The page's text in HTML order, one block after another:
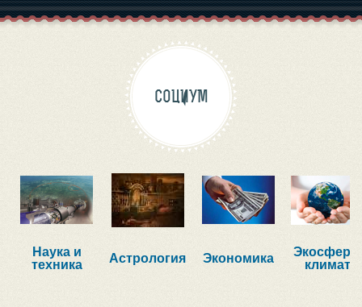
СОЦИУМ
Наука и
техника
Астрология Экономика
Экосфера,
климат